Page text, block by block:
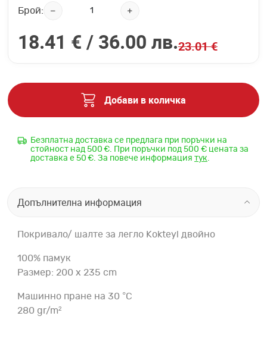
Брой:
18.41 € / 36.00 лв.23.01 €
Добави в количка
Безплатна доставка се предлага при поръчки на
стойност над 500 €. При поръчки под 500 € цената за
доставка е 50 €. За повече информация тук.
Допълнителна информация
Покривало/ шалте за легло Kokteyl двойно
100% памук
Размер: 200 x 235 cm
Машинно пране на 30 °C
280 gr/m²